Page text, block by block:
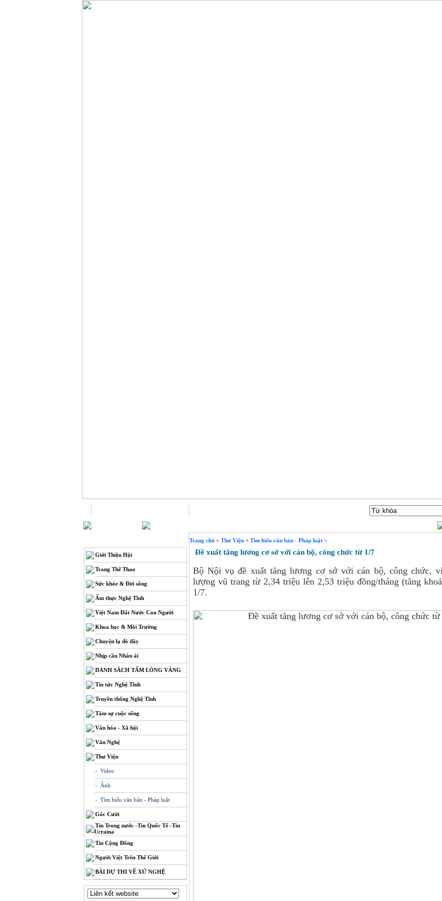
Giới Thiệu Hội
Trang Thể Thao
Sức khỏe & Đời sống
Ẩm thực Nghệ Tĩnh
Việt Nam Đất Nước Con Người
Khoa học & Môi Trường
Chuyện lạ đó đây
Nhịp cầu Nhân ái
DANH SÁCH TẤM LÒNG VÀNG
Tin tức Nghệ Tĩnh
Truyền thống Nghệ Tĩnh
Tâm sự cuộc sống
Văn hóa - Xã hội
Văn Nghệ
Thư Viện
- Video
- Ảnh
- Tìm hiểu văn bản - Pháp luật
Góc Cười
Tin Trong nước -Tin Quốc Tế -Tin
Ucraina
Tin Cộng Đồng
Người Việt Trên Thế Giới
BÀI DỰ THI VỀ XỨ NGHỆ
Trang chủ > Thư Viện> Tìm hiểu văn bản - Pháp luật >
Đề xuất tăng lương cơ sở với cán bộ, công chức từ 1/7
Bộ Nội vụ đề xuất tăng lương cơ sở với cán bộ, công chức,
lượng vũ trang từ 2,34 triệu lên 2,53 triệu đồng/tháng (tăng
1/7.